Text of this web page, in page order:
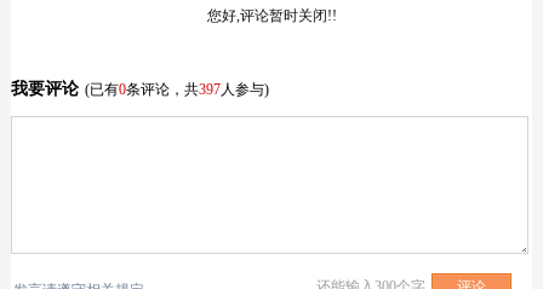
您好,评论暂时关闭!!
我要评论 (已有0条评论，共397人参与)